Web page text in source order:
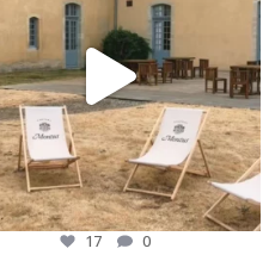
17 0